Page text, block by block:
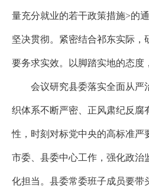
量充分就业的若干政策措施>的
坚决贯彻。紧密结合祁东实际
要务求实效。以脚踏实地的态度
会议研究县委落实全面从严
织体系不断严密、正风肃纪反腐
性，时刻对标党中央的高标准严
市委、县委中心工作，强化政治
化担当。县委常委班子成员要带